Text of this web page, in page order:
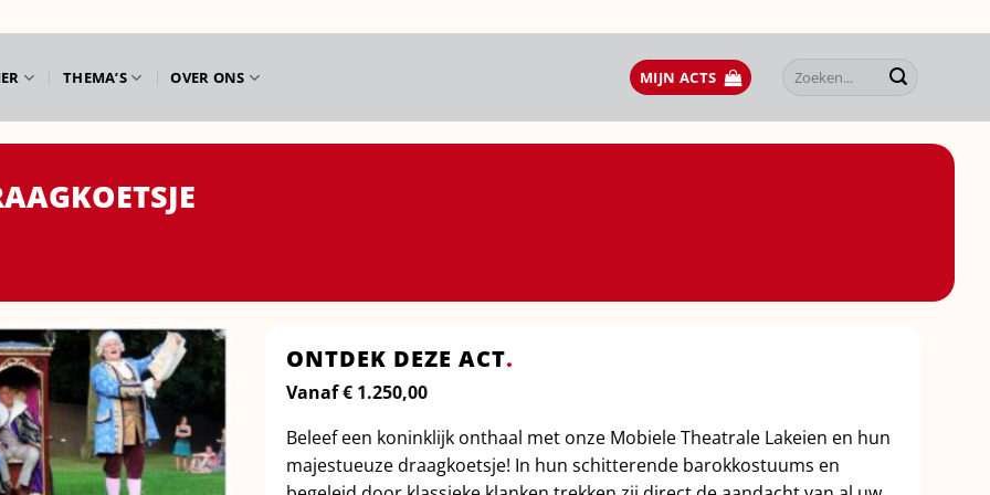
THEMA’S OVER ONS MIJN ACTS
Zoeken
naar:
ONTDEK DEZE ACT.
Vanaf€ 1.250,00
Beleef een koninklijk onthaal met onze Mobiele Theatrale Lakeien en hun
majestueuze draagkoetsje! In hun schitterende barokkostuums en